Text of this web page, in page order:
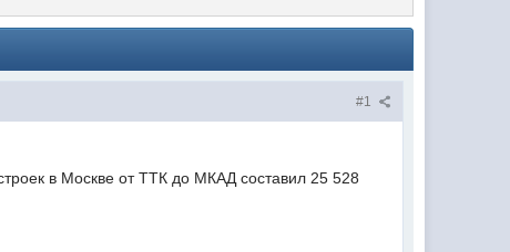
#1
в Москве от ТТК до МКАД составил 25 528